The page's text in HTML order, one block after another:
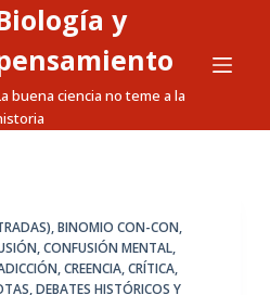
y
buena ciencia no teme a la
,BINOMIO CON-CON,
,CONFUSIÓN MENTAL,
,CREENCIA,CRÍTICA,
,DEBATES HISTÓRICOS Y